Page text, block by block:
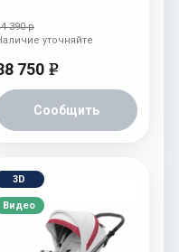
390 р
750 e
Сообщить
уточняйте
3D
Видео